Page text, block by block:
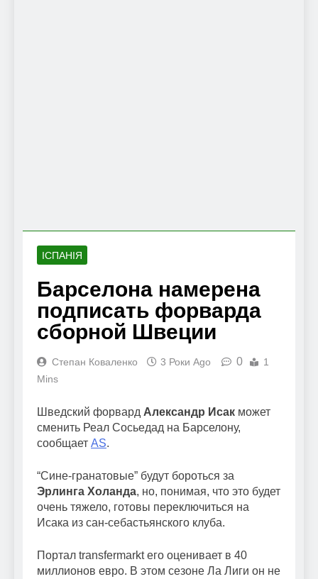
ІСПАНІЯ
Барселона намерена
подписать форварда
сборной Швеции
Степан Коваленко 3 Роки Ago 0
1
Mins
Шведский форвард Александр Исак может
сменить Реал Сосьедад на Барселону,
сообщает AS.
“Сине-гранатовые” будут бороться за
Эрлинга Холанда, но, понимая, что это будет
очень тяжело, готовы переключиться на
Исака из сан-себастьянского клуба.
Портал transfermarkt его оценивает в 40
миллионов евро. В этом сезоне Ла Лиги он не